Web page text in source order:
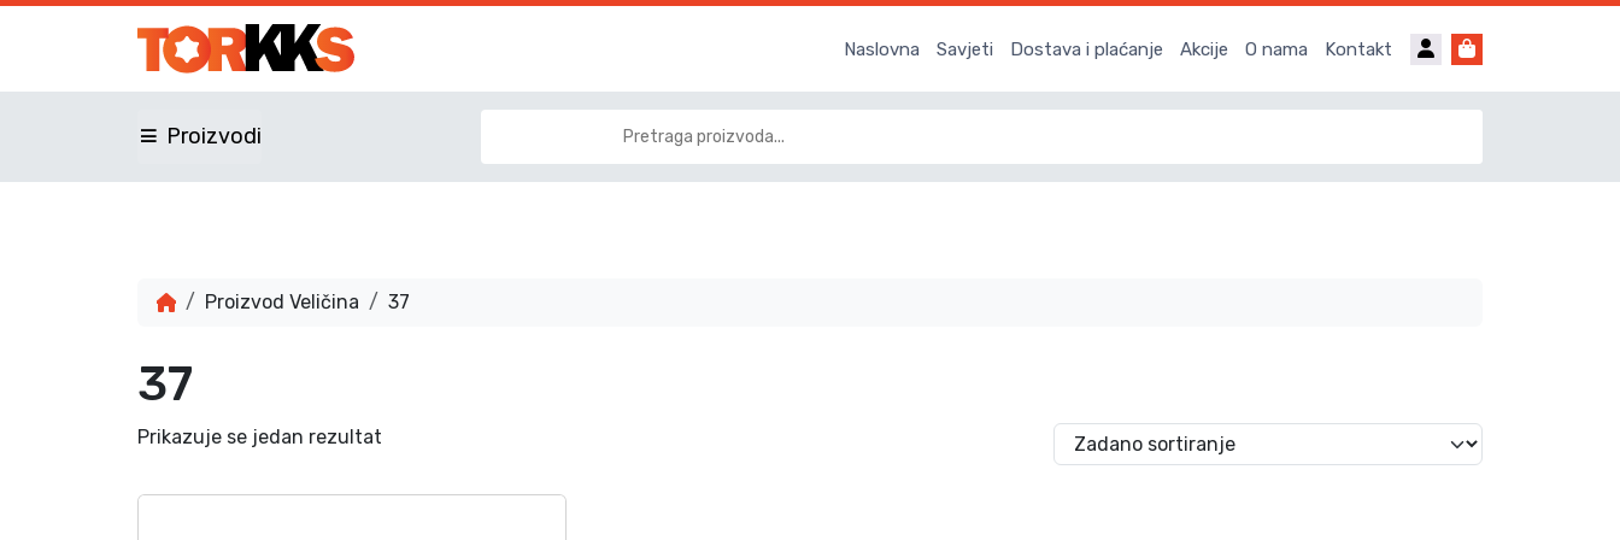
Naslovna Savjeti Dostava i plaćanje Akcije O nama Kontakt Account
Cart
Proizvodi
Proizvod Veličina 37
37
Prikazuje se jedan rezultat